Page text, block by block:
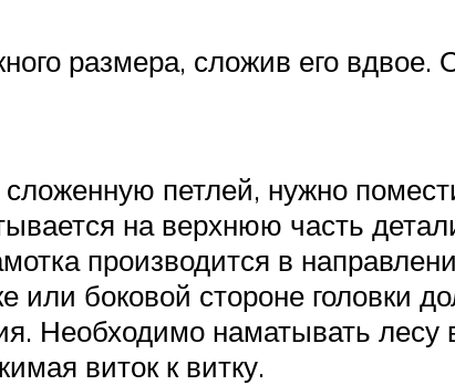
размера, сложив его вдвое.
петлей, нужно
на верхнюю часть
производится в
боковой стороне головки
Необходимо наматывать лесу
виток к витку.